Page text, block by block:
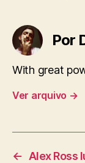
Por
With great
Ver arquivo →
←
Alex Ross